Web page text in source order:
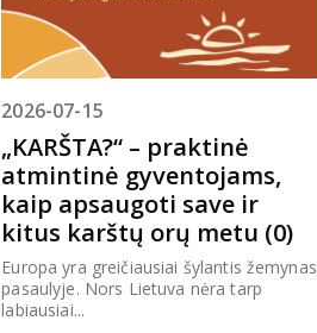
2026-07-15
„KARŠTA?“ – praktinė
atmintinė gyventojams,
kaip apsaugoti save ir
kitus karštų orų metu (0)
Europa yra greičiausiai šylantis žemynas
pasaulyje. Nors Lietuva nėra tarp
labiausiai...